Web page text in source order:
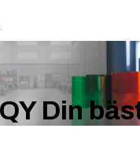
Din